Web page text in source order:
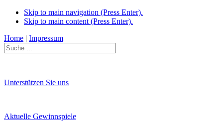
Skip to main navigation (Press Enter).
Skip to main content (Press Enter).
Home | Impressum
Unterstützen Sie uns
Aktuelle Gewinnspiele